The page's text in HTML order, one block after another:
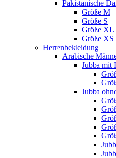
Pakistanische
Größe M
Größe S
Größe XL
Größe XS
Herrenbekleidung
Arabische
Jubba mit
Jubba